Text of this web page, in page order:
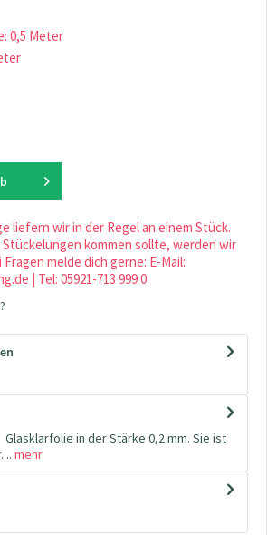
0,5 Meter
liefern wir in der Regel an einem Stück.
Stückelungen kommen sollte, werden wir
melde dich gerne: E-Mail:
| Tel: 05921-713 999 0
in der Stärke 0,2 mm. Sie ist
mehr